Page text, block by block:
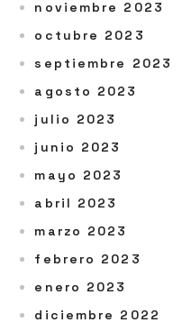
noviembre 2023
octubre 2023
septiembre 2023
agosto 2023
julio 2023
junio 2023
mayo 2023
abril 2023
marzo 2023
febrero 2023
enero 2023
diciembre 2022